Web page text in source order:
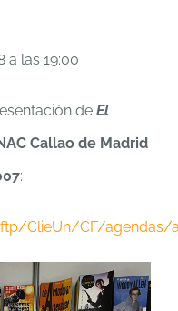
a las 19:00
de El
Callao de Madrid
:
ClieUn/CF/agendas/